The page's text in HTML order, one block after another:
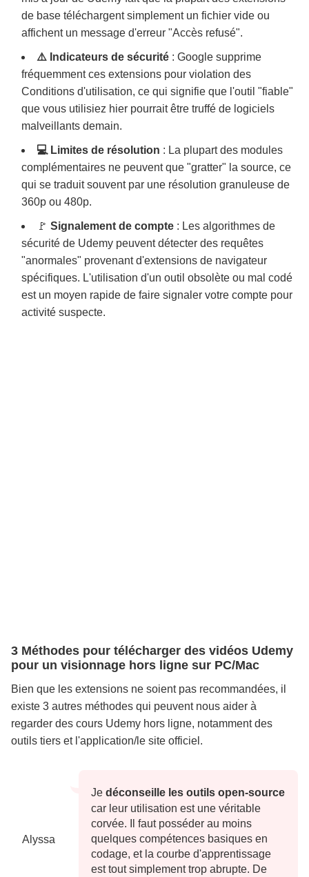
de base téléchargent simplement un fichier vide ou
affichent un message d'erreur "Accès refusé".
⚠️ Indicateurs de sécurité : Google supprime
fréquemment ces extensions pour violation des
Conditions d'utilisation, ce qui signifie que l'outil "fiable"
que vous utilisiez hier pourrait être truffé de logiciels
malveillants demain.
💻 Limites de résolution : La plupart des modules
complémentaires ne peuvent que "gratter" la source, ce
qui se traduit souvent par une résolution granuleuse de
360p ou 480p.
🚩 Signalement de compte : Les algorithmes de
sécurité de Udemy peuvent détecter des requêtes
"anormales" provenant d'extensions de navigateur
spécifiques. L'utilisation d'un outil obsolète ou mal codé
est un moyen rapide de faire signaler votre compte pour
activité suspecte.
3 Méthodes pour télécharger des vidéos Udemy
pour un visionnage hors ligne sur PC/Mac
Bien que les extensions ne soient pas recommandées, il
existe 3 autres méthodes qui peuvent nous aider à
regarder des cours Udemy hors ligne, notamment des
outils tiers et l'application/le site officiel.
Alyssa
Je déconseille les outils open-source
car leur utilisation est une véritable
corvée. Il faut posséder au moins
quelques compétences basiques en
codage, et la courbe d'apprentissage
est tout simplement trop abrupte. De